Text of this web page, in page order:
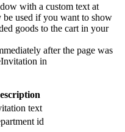
with a custom text at
used if you want to show
goods to the cart in your
after the page was
in
text
id